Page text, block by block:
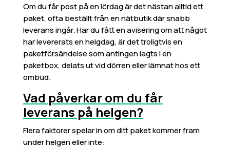
Om du får post på en lördag är det nästan alltid ett
paket, ofta beställt från en nätbutik där snabb
leverans ingår. Har du fått en avisering om att något
har levererats en helgdag, är det troligtvis en
paketförsändelse som antingen lagts i en
paketbox, delats ut vid dörren eller lämnat hos ett
ombud.
Vad påverkar om du får
leverans på helgen?
Flera faktorer spelar in om ditt paket kommer fram
under helgen eller inte: